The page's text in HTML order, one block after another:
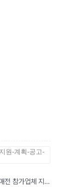
원-계획-공고-
[지원사업] 곡성군, 2021년 중소기업 제품 전시판매전 참가업체 지원 공고(~예산 소진시까지)